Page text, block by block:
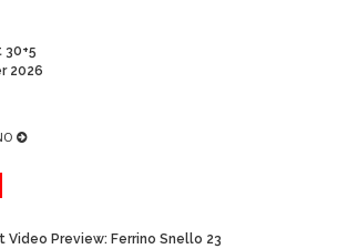
30+5
2026
Video Preview: Ferrino Snello 23